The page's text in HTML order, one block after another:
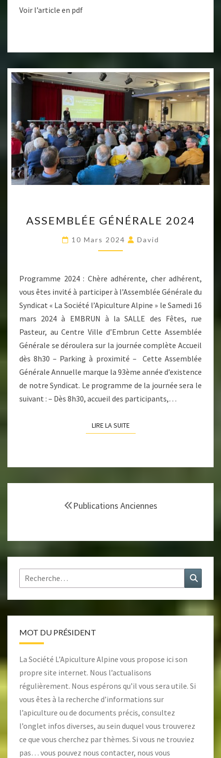
Voir l’article en pdf
GÉNÉRALE
2024
ASSEMBLÉE GÉNÉRALE 2024
10 Mars 2024 David
Programme 2024 : Chère adhérente, cher adhérent,
vous êtes invité à participer à l’Assemblée Générale du
Syndicat « La Société l’Apiculture Alpine » le Samedi 16
mars 2024 à EMBRUN à la SALLE des Fêtes, rue
Pasteur, au Centre Ville d’Embrun Cette Assemblée
Générale se déroulera sur la journée complète Accueil
dès 8h30 – Parking à proximité – Cette Assemblée
Générale Annuelle marque la 93ème année d’existence
de notre Syndicat. Le programme de la journée sera le
suivant : – Dès 8h30, accueil des participants,…
LIRE LA SUITELIRE LA SUITE
articles
Publications Anciennes
Rechercher :
MOT DU PRÉSIDENT
La Société L’Apiculture Alpine vous propose ici son
propre site internet. Nous l’actualisons
régulièrement. Nous espérons qu’il vous sera utile. Si
vous êtes à la recherche d’informations sur
l’apiculture ou de documents précis, consultez
l’onglet infos diverses, au sein duquel vous trouverez
ce que vous cherchez par thèmes. Si vous ne trouviez
pas… vous pouvez nous contacter, nous vous